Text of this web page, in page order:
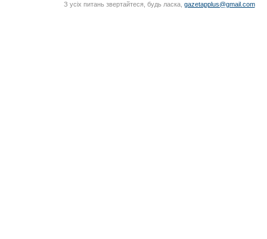
З усіх питань звертайтеся, будь ласка, gazetapplus@gmail.com